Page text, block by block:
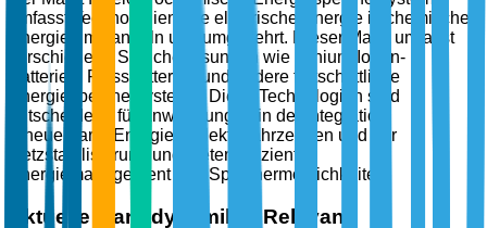
umfasst Technologien, die elektrische Energie in chemische
Energie umwandeln und umgekehrt. Dieser Markt umfasst
verschiedene Speicherlösungen wie Lithium-Ionen-
Batterien, Flussbatterien und andere fortschrittliche
Energiespeichersysteme. Diese Technologien sind
entscheidend für Anwendungen in der Integration
erneuerbarer Energien, Elektrofahrzeugen und der
Netzstabilisierung und bieten effizientes
Energiemanagement und Speichermöglichkeiten.
Aktuelle Marktdynamik & Relevanz